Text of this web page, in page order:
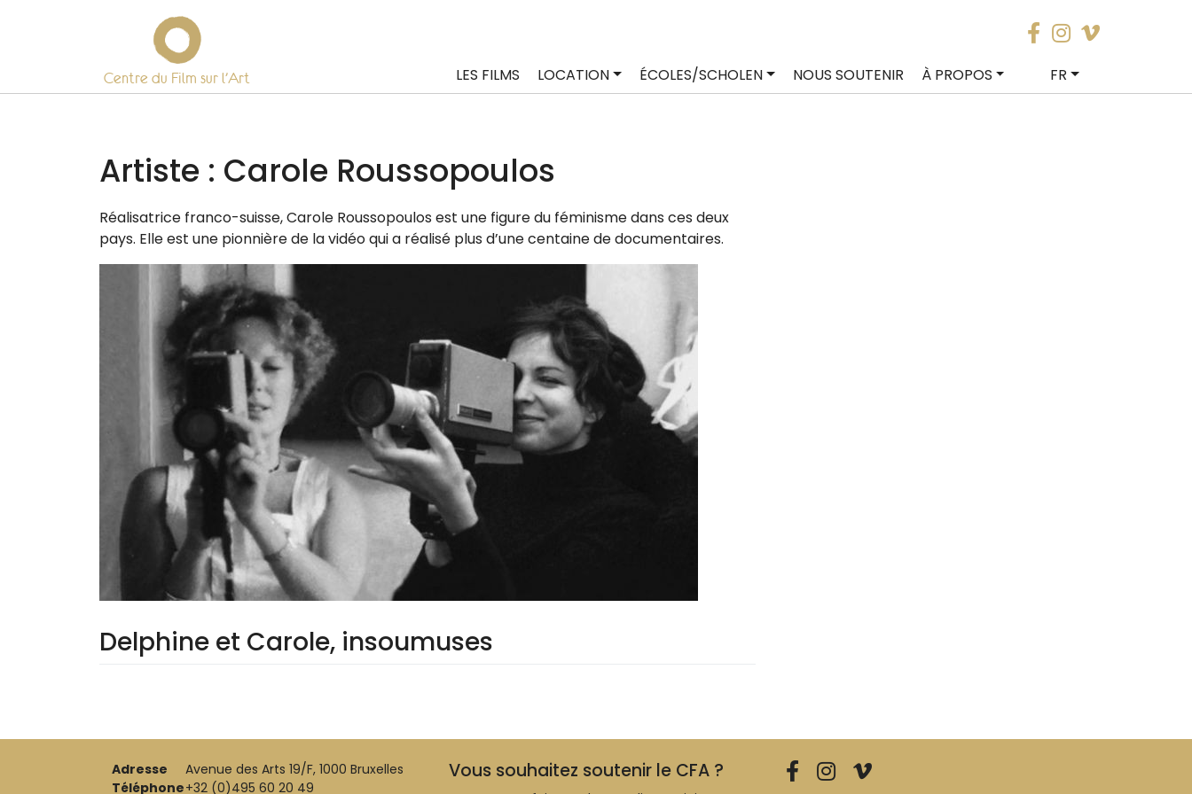
Centre du Film sur l’Art LES FILMS LOCATION ÉCOLES/SCHOLEN NOUS SOUTENIR À PROPOS FR
Artiste : Carole Roussopoulos
Réalisatrice fran­co-suisse, Carole Roussopoulos est une figure du fémi­nisme dans ces deux
pays. Elle est une pion­nière de la vidéo qui a réa­li­sé plus d’une cen­taine de documentaires.
Delphine et Carole, insoumuses
Adresse
Avenue des Arts 19/F, 1000 Bruxelles
Téléphone+32 (0)495 60 20 49
Vous souhaitez soutenir le CFA ?